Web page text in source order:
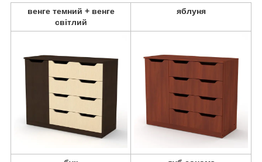
венге темний + венге
світлий
яблуня